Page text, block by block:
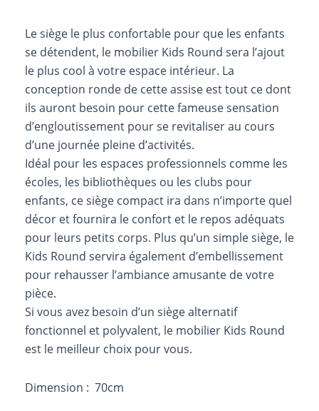
Le siège le plus confortable pour que les enfants
se détendent, le mobilier Kids Round sera l’ajout
le plus cool à votre espace intérieur. La
conception ronde de cette assise est tout ce dont
ils auront besoin pour cette fameuse sensation
d’engloutissement pour se revitaliser au cours
d’une journée pleine d’activités.
Idéal pour les espaces professionnels comme les
écoles, les bibliothèques ou les clubs pour
enfants, ce siège compact ira dans n’importe quel
décor et fournira le confort et le repos adéquats
pour leurs petits corps. Plus qu’un simple siège, le
Kids Round servira également d’embellissement
pour rehausser l’ambiance amusante de votre
pièce.
Si vous avez besoin d’un siège alternatif
fonctionnel et polyvalent, le mobilier Kids Round
est le meilleur choix pour vous.
Dimension : 70cm